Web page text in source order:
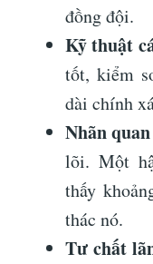
đồng đội.
Kỹ thuật
tốt, kiểm
dài chính
Nhãn
lõi. Một
thấy
thác nó.
Tư chất